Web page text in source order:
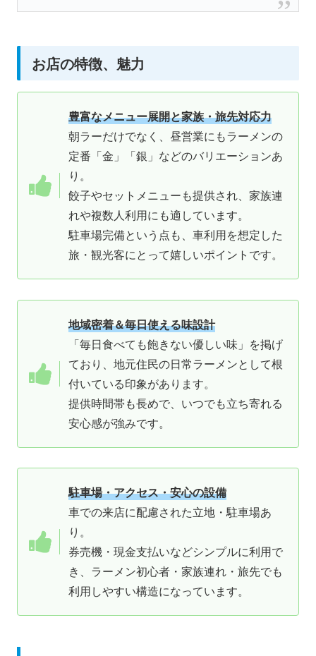
お店の特徴、魅力
豊富なメニュー展開と家族・旅先対応力
朝ラーだけでなく、昼営業にもラーメンの
定番「金」「銀」などのバリエーションあ
り。
餃子やセットメニューも提供され、家族連
れや複数人利用にも適しています。
駐車場完備という点も、車利用を想定した
旅・観光客にとって嬉しいポイントです。
地域密着＆毎日使える味設計
「毎日食べても飽きない優しい味」を掲げ
ており、地元住民の日常ラーメンとして根
付いている印象があります。
提供時間帯も長めで、いつでも立ち寄れる
安心感が強みです。
駐車場・アクセス・安心の設備
車での来店に配慮された立地・駐車場あ
り。
券売機・現金支払いなどシンプルに利用で
き、ラーメン初心者・家族連れ・旅先でも
利用しやすい構造になっています。